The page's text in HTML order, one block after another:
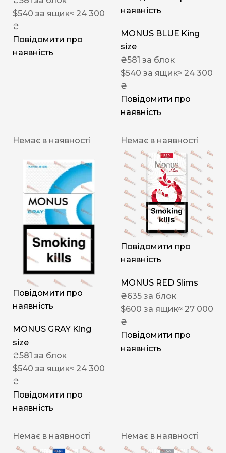
$540 за ящик≈ 24 300
₴
Повідомити про
наявність
наявність
MONUS BLUE King
size
₴581 за блок
$540 за ящик≈ 24 300
₴
Повідомити про
наявність
Немає в наявності
Повідомити про
наявність
MONUS GRAY King
size
₴581 за блок
$540 за ящик≈ 24 300
₴
Повідомити про
наявність
Немає в наявності
Повідомити про
наявність
MONUS RED Slims
₴635 за блок
$600 за ящик≈ 27 000
₴
Повідомити про
наявність
Немає в наявності Немає в наявності